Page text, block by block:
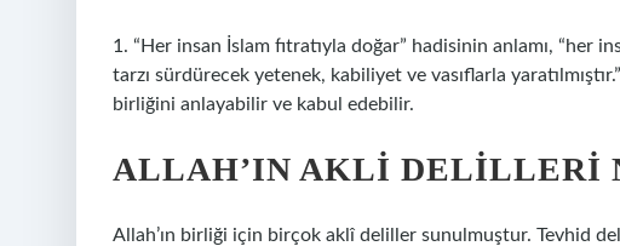
1. “Her insan İslam fıtratıyla doğar” hadisinin anlamı, “her
tarzı sürdürecek yetenek, kabiliyet ve vasıflarla
birliğini anlayabilir ve kabul edebilir.
ALLAH’IN AKLI DELILLERI
Allah’ın birliği için birçok aklî deliller sunulmuştur. Tevhid